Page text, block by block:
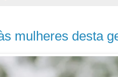
mulheres desta